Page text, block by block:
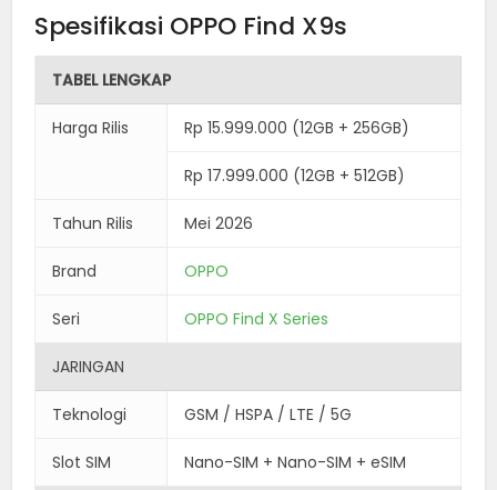
Spesifikasi OPPO Find X9s
TABEL LENGKAP
Harga Rilis Rp 15.999.000 (12GB + 256GB)
Rp 17.999.000 (12GB + 512GB)
Tahun Rilis Mei 2026
Brand OPPO
Seri OPPO Find X Series
JARINGAN
Teknologi GSM / HSPA / LTE / 5G
Slot SIM Nano-SIM + Nano-SIM + eSIM